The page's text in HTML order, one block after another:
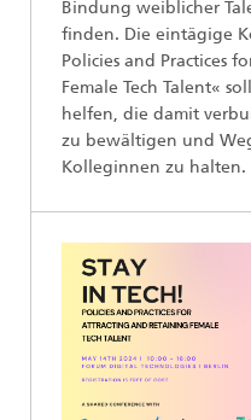
Bindung weiblicher
finden. Die eintägige
Policies and Practices
Female Tech Talent«
helfen, die damit
zu bewältigen und
Kolleginnen zu halten.